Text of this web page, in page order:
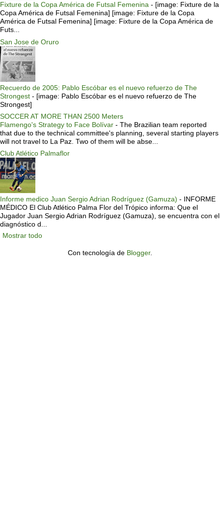
Fixture de la Copa América de Futsal Femenina - [image: Fixture de la
Copa América de Futsal Femenina] [image: Fixture de la Copa
América de Futsal Femenina] [image: Fixture de la Copa América de
Futs...
San Jose de Oruro
Recuerdo de 2005: Pablo Escóbar es el nuevo refuerzo de The
Strongest - [image: Pablo Escóbar es el nuevo refuerzo de The
Strongest]
SOCCER AT MORE THAN 2500 Meters
Flamengo's Strategy to Face Bolívar - The Brazilian team reported
that due to the technical committee's planning, several starting players
will not travel to La Paz. Two of them will be abse...
Club Atlético Palmaflor
Informe medico Juan Sergio Adrian Rodríguez (Gamuza) - INFORME
MÉDICO El Club Atlético Palma Flor del Trópico informa: Que el
Jugador Juan Sergio Adrian Rodríguez (Gamuza), se encuentra con el
diagnóstico d...
Mostrar todo
Con tecnología de Blogger.